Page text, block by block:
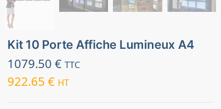
Kit 10 Porte Affiche Lumineux A4
1079.50 € TTC
922.65 € HT